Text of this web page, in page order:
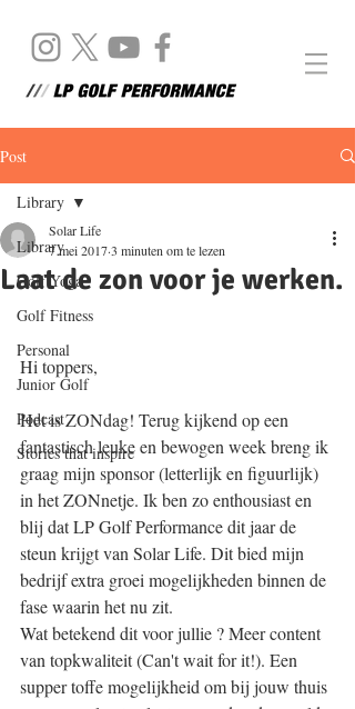
Post
Library
Golf Yoga
Golf Fitness
Personal
Junior Golf
Podcast
Stories that inspire
Library
Laat de zon voor je werken.
Solar Life
7 mei 20173 minuten om te lezen
Hi toppers,
Het is ZONdag! Terug kijkend op een
fantastisch leuke en bewogen week breng ik
graag mijn sponsor (letterlijk en figuurlijk)
in het ZONnetje. Ik ben zo enthousiast en
blij dat LP Golf Performance dit jaar de
steun krijgt van Solar Life. Dit bied mijn
bedrijf extra groei mogelijkheden binnen de
fase waarin het nu zit.
Wat betekend dit voor jullie ? Meer content
van topkwaliteit (Can't wait for it!). Een
supper toffe mogelijkheid om bij jouw thuis